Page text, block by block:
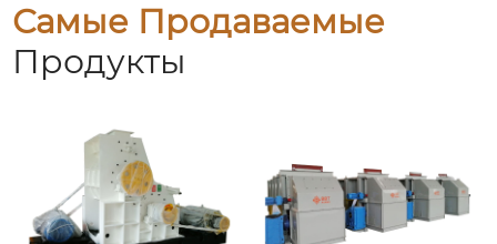
Самые Продаваемые
Продукты